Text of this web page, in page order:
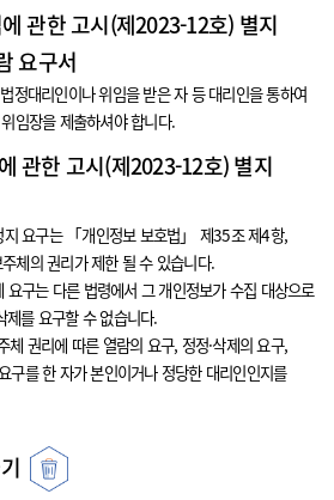
관한 고시(제2023-12호) 별지
요구서
정대리인이나 위임을 받은 자 등 대리인을 통하여
임장을 제출하셔야 합니다.
관한 고시(제2023-12호) 별지
지 요구는 「개인정보 보호법」 제35조 제4항,
체의 권리가 제한 될 수 있습니다.
요구는 다른 법령에서 그 개인정보가 수집 대상으로
제를 요구할 수 없습니다.
체 권리에 따른 열람의 요구, 정정·삭제의 요구,
구를 한 자가 본인이거나 정당한 대리인인지를